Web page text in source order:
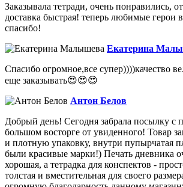
Заказывала тетради, очень понравились,
доставка быстрая! теперь любимые герои
спасибо!
Екатерина
Спасибо огромное,все супер))))качество
еще заказывать😍😍😍
Антон Белов
Добрый день! Сегодня забрала посылку с
большом восторге от увиденного! Товар
и плотную упаковку, внутри пупырчатая
были красивые марки!) Печать дневника
хорошая, а тетрадка для конспектов -
толстая и вместительная для своего